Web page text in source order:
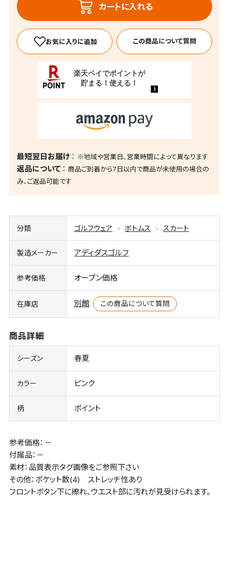
カートに入れる
この商品について質問
最短翌日お届け ※地域や営業日、営業時間によって異なります
返品について
商品ご到着から7日以内で商品が未使用の場合の
み、ご返品可能です
分類 ゴルフウェア ボトムス スカート
製造メーカー アディダスゴルフ
参考価格 オープン価格
在庫店 別館 この商品について質問
商品詳細
シーズン 春夏
カラー ピンク
柄 ポイント
参考価格：－
付属品：－
素材：品質表示タグ画像をご参照下さい
その他：ポケット数(4) ストレッチ性あり
フロントボタン下に擦れ、ウエスト部に汚れが見受けられます。